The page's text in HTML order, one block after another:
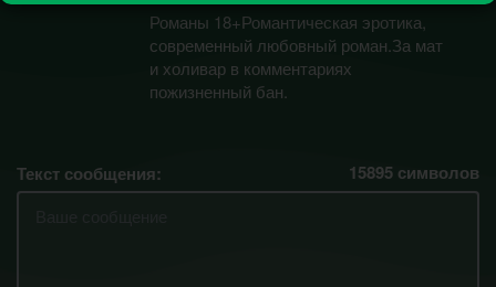
Романы 18+Романтическая эротика,
современный любовный роман.За мат
и холивар в комментариях
пожизненный бан.
Текст сообщения: 15895 символов